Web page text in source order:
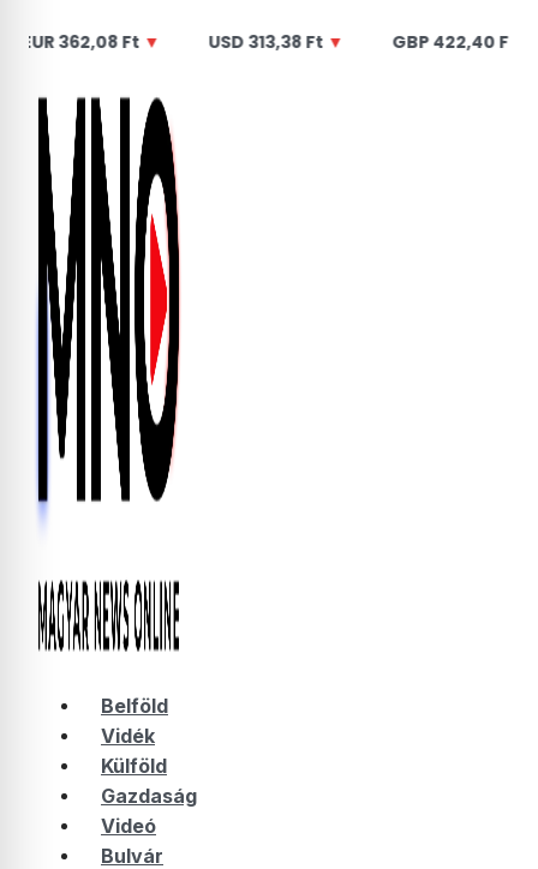
Ft▼ USD 313,38 Ft ▼ GBP 422,40 Ft▼
Belföld
Vidék
Külföld
Gazdaság
Videó
Bulvár